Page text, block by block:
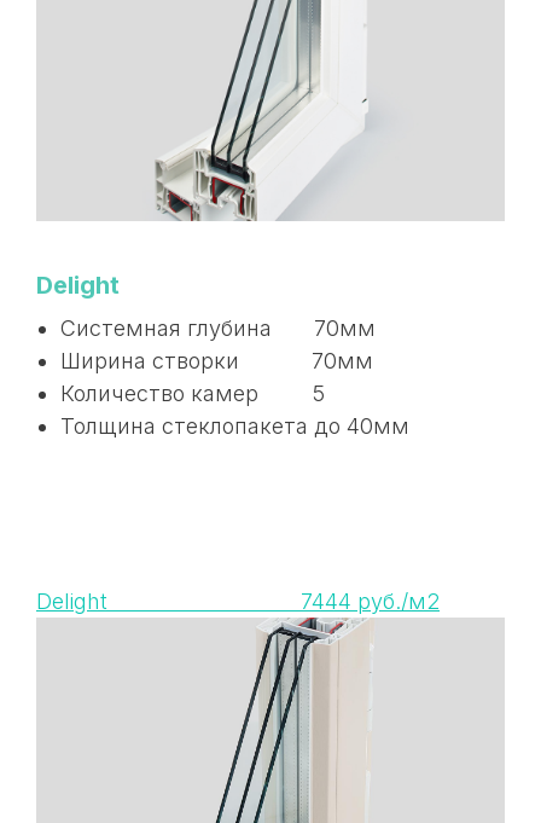
Delight
Системная глубина 70мм
Ширина створки 70мм
Количество камер 5
Толщина стеклопакета до 40мм
Delight 7444 руб./м2